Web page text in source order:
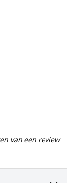
van een review